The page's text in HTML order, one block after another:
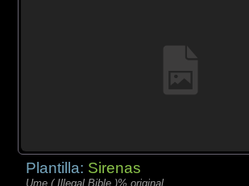
Plantilla: Sirenas
Ume ( Illegal Bible )% original